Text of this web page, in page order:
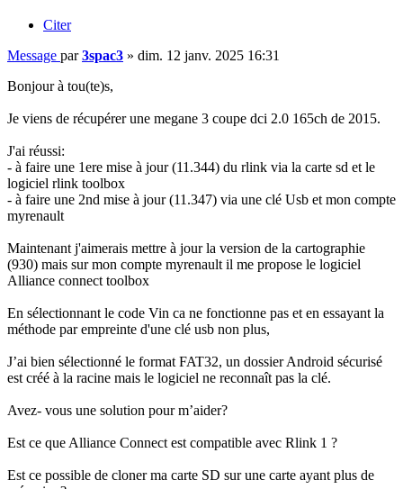
Citer
Message par3spac3 » dim. 12 janv. 2025 16:31
Bonjour à tou(te)s,
Je viens de récupérer une megane 3 coupe dci 2.0 165ch de 2015.
J'ai réussi:
- à faire une 1ere mise à jour (11.344) du rlink via la carte sd et le
logiciel rlink toolbox
- à faire une 2nd mise à jour (11.347) via une clé Usb et mon compte
myrenault
Maintenant j'aimerais mettre à jour la version de la cartographie
(930) mais sur mon compte myrenault il me propose le logiciel
Alliance connect toolbox
En sélectionnant le code Vin ca ne fonctionne pas et en essayant la
méthode par empreinte d'une clé usb non plus,
J’ai bien sélectionné le format FAT32, un dossier Android sécurisé
est créé à la racine mais le logiciel ne reconnaît pas la clé.
Avez- vous une solution pour m’aider?
Est ce que Alliance Connect est compatible avec Rlink 1 ?
Est ce possible de cloner ma carte SD sur une carte ayant plus de